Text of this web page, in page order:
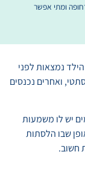
ומתי אפשר
נמצאות לפני
ואחרים נכנסים
יש לו משמעות
שבו הלסתות
חשוב.